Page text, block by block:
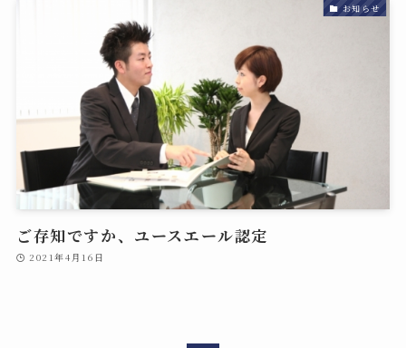
お知らせ
ご存知ですか、ユースエール認定
2021年4月16日